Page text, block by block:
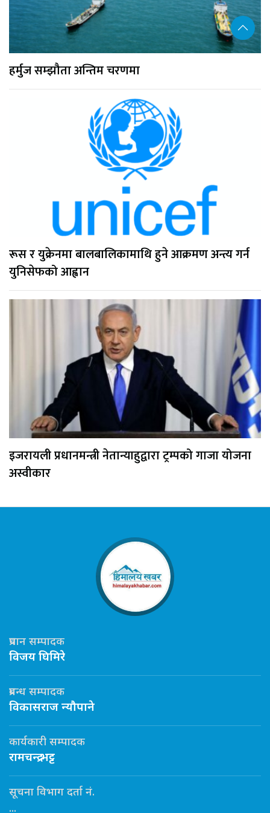
हर्मुज सम्झौता अन्तिम चरणमा
रूस र युक्रेनमा बालबालिकामाथि हुने आक्रमण अन्त्य गर्न
युनिसेफको आह्वान
इजरायली प्रधानमन्त्री नेतान्याहुद्वारा ट्रम्पको गाजा योजना
अस्वीकार
प्रधान सम्पादक
विजय घिमिरे
प्रबन्ध सम्पादक
विकासराज न्यौपाने
कार्यकारी सम्पादक
रामचन्द्र भट्ट
सूचना विभाग दर्ता नं.
...